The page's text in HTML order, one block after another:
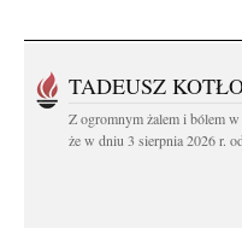
TADEUSZ
Z ogromnym żalem i bólem w
że w dniu 3 sierpnia 2026 r.